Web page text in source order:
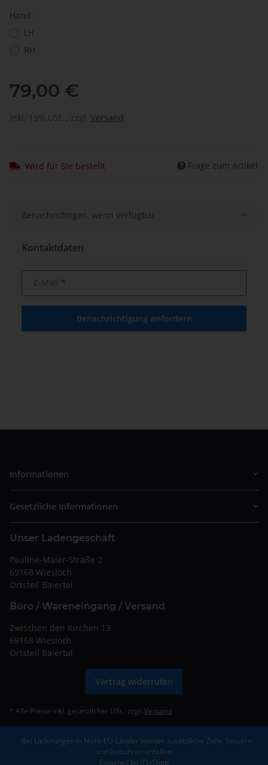
Hand:
LH
RH
79,00 €
inkl. 19% USt. , zzgl. Versand
Wird für Sie bestellt Frage zum Artikel
Benachrichtigen, wenn verfügbar
Kontaktdaten
E-Mail
Benachrichtigung anfordern
Informationen
Gesetzliche Informationen
Unser Ladengeschäft
Pauline-Maier-Straße 2
69168 Wiesloch
Ortsteil Baiertal
Büro / Wareneingang / Versand
Zwischen den Kirchen 13
69168 Wiesloch
Ortsteil Baiertal
Vertrag widerrufen
* Alle Preise inkl. gesetzlicher USt., zzgl. Versand
Bei Lieferungen in Nicht-EU-Länder können zusätzliche Zölle, Steuern
und Gebühren anfallen.
Powered by JTL-Shop